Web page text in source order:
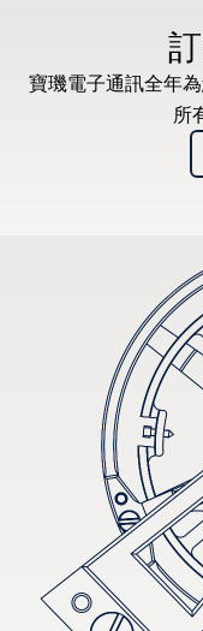
寶璣電子通訊全年
所